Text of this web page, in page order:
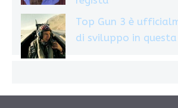
Top Gun 3 è
di sviluppo in